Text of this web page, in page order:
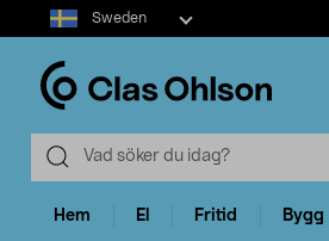
Select
market
Sweden
Hem El Fritid Bygg